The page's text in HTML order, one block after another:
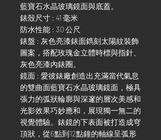
藍寶石水晶玻璃鏡面與底蓋。
錶殼尺寸 : 41 毫米
防水性能 : 30 公尺
錶盤 : 灰色亮漆錶面鐫刻太陽紋裝飾
圖案，搭配玫瑰金立體時標與指針、
灰色亮漆內錶圈。
鏡面 : 愛彼錶廠創造出充滿當代氣息
的雙曲面藍寶石水晶玻璃鏡面，極具
張力的弧狀輪廓與深邃的層次美感和
光影效果巧妙應和，展現獨一無二的
視覺體驗。錶鏡的下表面被打造成穹
頂狀，從6點到12點鐘的軸線呈弧形